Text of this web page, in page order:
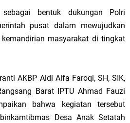
sebagai bentuk dukungan Polri
pusat dalam mewujudkan
masyarakat di tingkat
AKBP Aldi Alfa Faroqi, SH, SIK,
Barat IPTU Ahmad Fauzi
bahwa kegiatan tersebut
Desa Anak Setatah